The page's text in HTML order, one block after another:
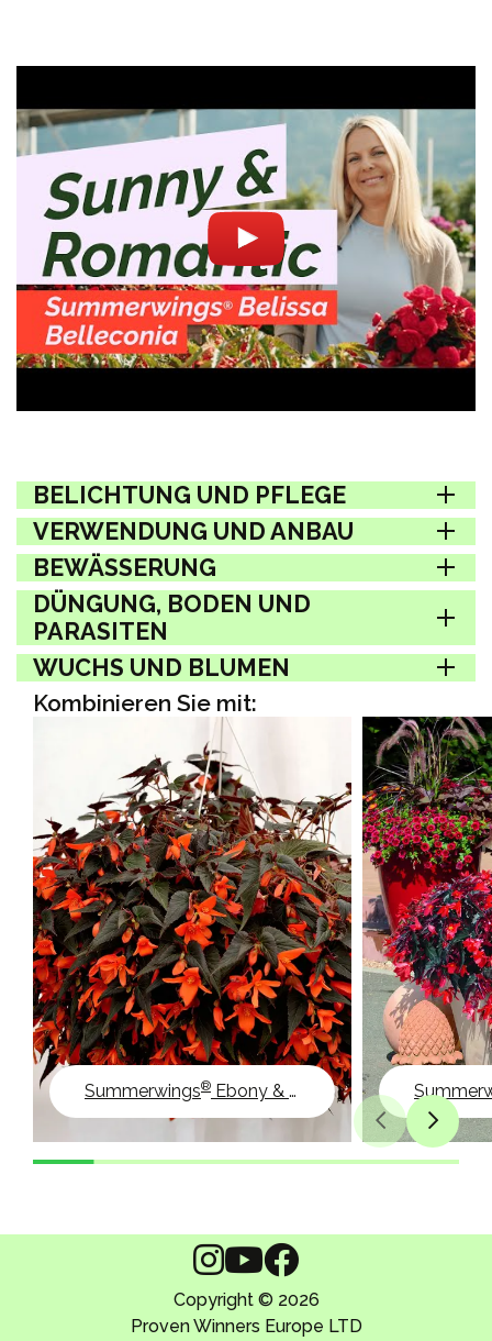
BELICHTUNG UND PFLEGE
VERWENDUNG UND ANBAU
BEWÄSSERUNG
DÜNGUNG, BODEN UND
PARASITEN
WUCHS UND BLUMEN
Kombinieren Sie mit:
Summerwings® Ebony & Orange
Copyright © 2026
Proven Winners Europe LTD